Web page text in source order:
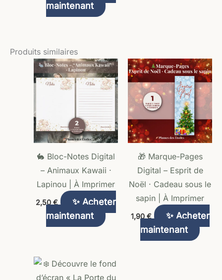
maintenant
Produits similaires
🐇 Bloc-Notes Digital
– Animaux Kawaii ·
Lapinou | À Imprimer
2,50 €
✨ Acheter
maintenant
🎁 Marque-Pages
Digital – Esprit de
Noël · Cadeau sous le
sapin | À Imprimer
1,90 €
✨ Acheter
maintenant